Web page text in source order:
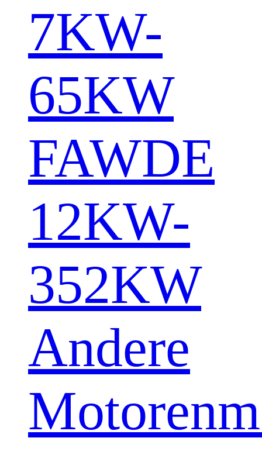
7KW-
65KW
FAWDE
12KW-
352KW
Andere